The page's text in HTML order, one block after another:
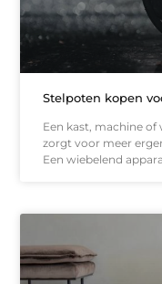
Stelpoten kopen
Een kast, machine of
zorgt voor meer
Een wiebelend